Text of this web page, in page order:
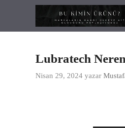
Lubratech
Nisan 29, 2024 yazar